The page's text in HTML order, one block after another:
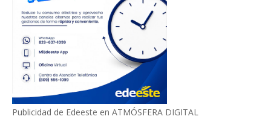
Publicidad de Edeeste en ATMÓSFERA DIGITAL